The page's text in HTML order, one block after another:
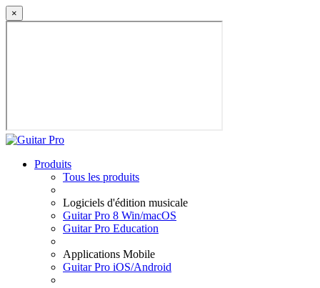
×
Produits
Tous les produits
Logiciels d'édition musicale
Guitar Pro 8 Win/macOS
Guitar Pro Education
Applications Mobile
Guitar Pro iOS/Android